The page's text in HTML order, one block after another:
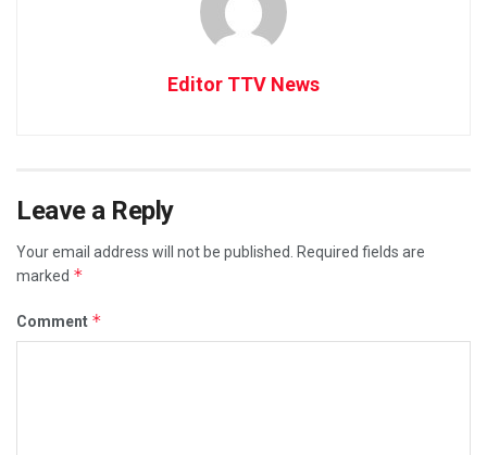
Editor TTV News
Leave a Reply
Your email address will not be published.
Required fields are
marked *
Comment *